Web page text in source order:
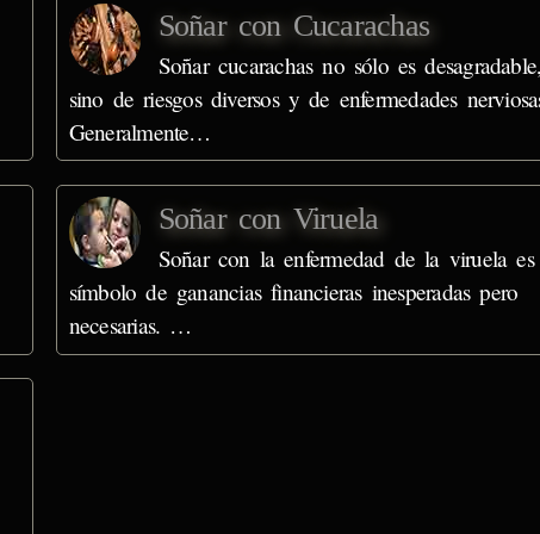
Soñar con Cucarachas
Soñar cucarachas no sólo es
sino de riesgos diversos y de enfermedades
Generalmente…
Soñar con Viruela
Soñar con la enfermedad de la viruela es
símbolo de ganancias financieras inesperadas pero
necesarias. …